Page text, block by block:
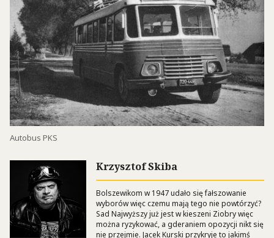
Autobus PKS
Krzysztof Skiba
Bolszewikom w 1947 udało się fałszowanie
wyborów więc czemu mają tego nie powtórzyć?
Sad Najwyższy już jest w kieszeni Ziobry więc
można ryzykować, a gderaniem opozycji nikt się
nie przejmie. Jacek Kurski przykryje to jakimś